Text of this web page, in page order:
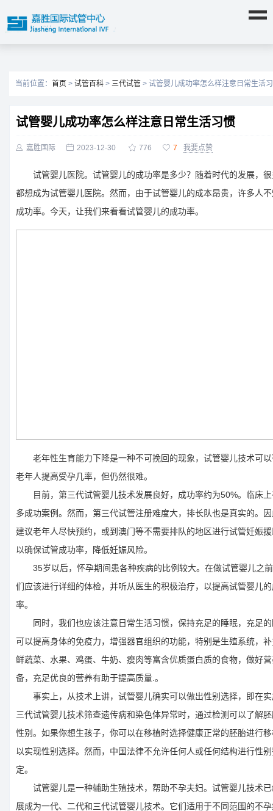
当前位置： 首页 > 试管百科 > 三代试管 > 试管婴儿成功率怎么样注意日常生活
试管婴儿成功率怎么样注意日常生活习惯
 嘉胜国际  2023-12-30  776  7 我要点赞
试管婴儿医院。试管婴儿的成功率是多少？随着时代的发展，很
都想成为试管婴儿医院。然而，由于试管婴儿的成本昂贵，许多人
成功率。今天，让我们来看看试管婴儿的成功率。
老年性生育能力下降是一种不可挽回的现象，试管婴儿技术可以
老年人提高受孕几率，但仍然很难。
目前，第三代试管婴儿技术发展良好，成功率约为50%。临床上
多成功案例。然而，第三代试管注册难度大，排长队也是真实的。
建议老年人尽快预约，或到澳门等不需要排队的地区进行试管妊娠
以确保试管成功率，降低妊娠风险。
35岁以后，怀孕期间患各种疾病的比例较大。在做试管婴儿之
们应该进行详细的体检，并听从医生的积极治疗，以提高试管婴儿
率。
同时，我们也应该注意日常生活习惯，保持充足的睡眠，充足的
可以提高身体的免疫力，增强器官组织的功能，特别是生殖系统，
鲜蔬菜、水果、鸡蛋、牛奶、瘦肉等富含优质蛋白质的食物，做好
备，充足优良的营养有助于提高质量.。
事实上，从技术上讲，试管婴儿确实可以做出性别选择，即在实
三代试管婴儿技术筛查遗传病和染色体异常时，通过检测可以了解
性别。如果你想生孩子，你可以在移植时选择健康正常的胚胎进行
以实现性别选择。然而，中国法律不允许任何人或任何结构进行性
定。
试管婴儿是一种辅助生殖技术，帮助不孕夫妇。试管婴儿技术已
展成为一代、二代和三代试管婴儿技术。它们适用于不同范围的不